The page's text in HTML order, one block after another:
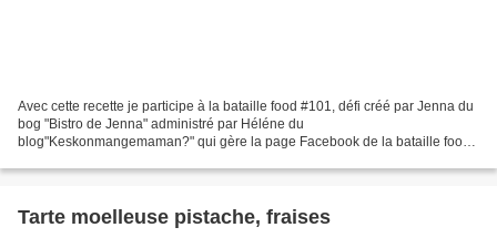
Avec cette recette je participe à la bataille food #101, défi créé par Jenna du
bog "Bistro de Jenna" administré par Héléne du
blog"Keskonmangemaman?" qui gère la page Facebook de la bataille food.
Tarte moelleuse pistache, fraises